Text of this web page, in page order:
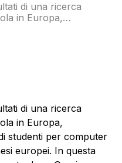
di una ricerca
in Europa,
europei. In questa
dopo Grecia,
Ceca […]
di una ricerca
in Europa,
studenti per computer
europei. In questa